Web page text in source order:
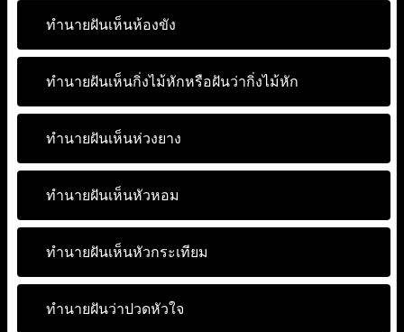
ทำนายฝันเห็นห้องขัง
ทำนายฝันเห็นกิ่งไม้หักหรือฝันว่ากิ่งไม้หัก
ทำนายฝันเห็นห่วงยาง
ทำนายฝันเห็นหัวหอม
ทำนายฝันเห็นหัวกระเทียม
ทำนายฝันว่าปวดหัวใจ